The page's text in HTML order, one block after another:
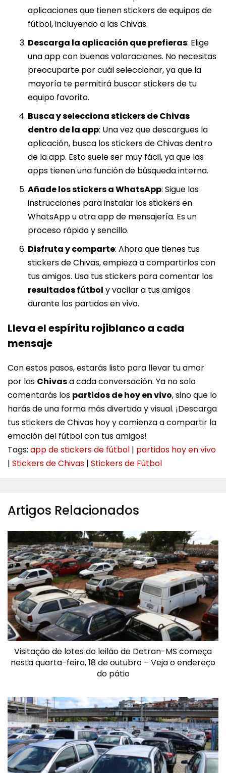
aplicaciones que tienen stickers de equipos de
fútbol, incluyendo a las Chivas.
Descarga la aplicación que prefieras: Elige
una app con buenas valoraciones. No necesitas
preocuparte por cuál seleccionar, ya que la
mayoría te permitirá buscar stickers de tu
equipo favorito.
Busca y selecciona stickers de Chivas
dentro de la app: Una vez que descargues la
aplicación, busca los stickers de Chivas dentro
de la app. Esto suele ser muy fácil, ya que las
apps tienen una función de búsqueda interna.
Añade los stickers a WhatsApp: Sigue las
instrucciones para instalar los stickers en
WhatsApp u otra app de mensajería. Es un
proceso rápido y sencillo.
Disfruta y comparte: Ahora que tienes tus
stickers de Chivas, empieza a compartirlos con
tus amigos. Usa tus stickers para comentar los
resultados fútbol y vacilar a tus amigos
durante los partidos en vivo.
Lleva el espíritu rojiblanco a cada
mensaje
Con estos pasos, estarás listo para llevar tu amor
por las Chivasa cada conversación. Ya no solo
comentarás los partidos de hoy en vivo, sino que lo
harás de una forma más divertida y visual. ¡Descarga
tus stickers de Chivas hoy y comienza a compartir la
emoción del fútbol con tus amigos!
Tags: app de stickers de fútbol | partidos hoy en vivo
| Stickers de Chivas | Stickers de Fútbol
Artigos Relacionados
Visitação de lotes do leilão de Detran-MS começa
nesta quarta-feira, 18 de outubro – Veja o endereço
do pátio